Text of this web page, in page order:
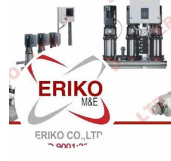
TÊN SẢN PHẨM
Van 1 chiều Miha
427.500₫
Van Bi đồng tay
gạt Miha DN25
125.400₫
Van Cổng đồng
Miha DN25
126.350₫
Van Cổng MiHa
166.250₫
Y lọc đồng MiHa
DN25
114.000₫